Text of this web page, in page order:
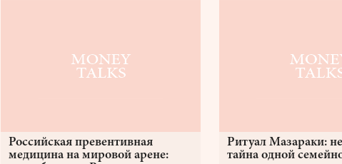
Российская превентивная
медицина на мировой арене:
Ритуал Мазараки:
тайна одной